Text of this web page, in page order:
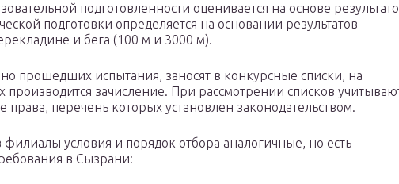
подготовленности оценивается на основе
подготовки определяется на основании результатов
и бега (100 м и 3000 м).
прошедших испытания, заносят в конкурсные списки, на
производится зачисление. При рассмотрении списков
перечень которых установлен законодательством.
условия и порядок отбора аналогичные, но есть
в Сызрани: